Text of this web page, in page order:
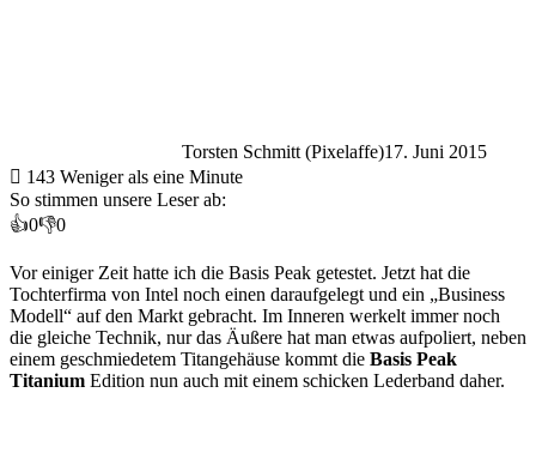
Torsten Schmitt (Pixelaffe)17. Juni 2015
143 Weniger als eine Minute
So stimmen unsere Leser ab:
👍0👎0
Vor einiger Zeit hatte ich die Basis Peak getestet. Jetzt hat die
Tochterfirma von Intel noch einen daraufgelegt und ein „Business
Modell“ auf den Markt gebracht. Im Inneren werkelt immer noch
die gleiche Technik, nur das Äußere hat man etwas aufpoliert, neben
einem geschmiedetem Titangehäuse kommt die Basis Peak
Titanium Edition nun auch mit einem schicken Lederband daher.